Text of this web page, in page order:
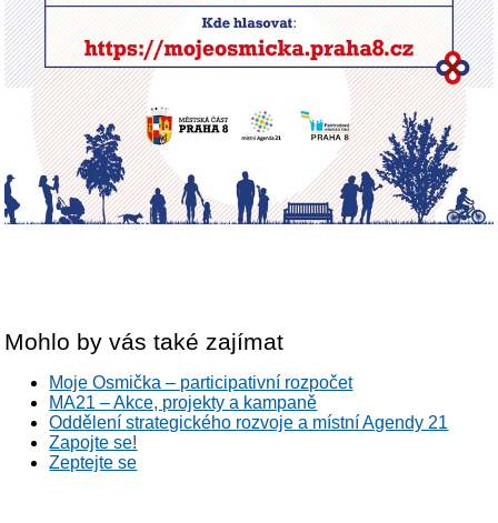
Mohlo by vás také zajímat
Moje Osmička – participativní rozpočet
MA21 – Akce, projekty a kampaně
Oddělení strategického rozvoje a místní Agendy 21
Zapojte se!
Zeptejte se